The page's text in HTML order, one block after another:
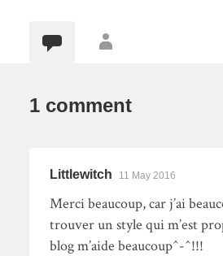
1 comment
Littlewitch 11 May 2016
Merci beaucoup, car j’ai
trouver un style qui m’est
blog m’aide beaucoup^-^!!!